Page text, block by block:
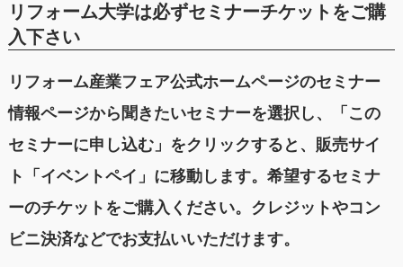
リフォーム大学は必ずセミナーチケットをご購
入下さい
リフォーム産業フェア公式ホームページのセミナー
情報ページから聞きたいセミナーを選択し、「この
セミナーに申し込む」をクリックすると、販売サイ
ト「イベントペイ」に移動します。希望するセミナ
ーのチケットをご購入ください。クレジットやコン
ビニ決済などでお支払いいただけます。